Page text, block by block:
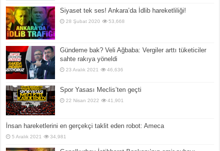
Siyaset tek ses! Ankara’da İdlib hareketliliği!
28 Şubat 2020 53,668
Gündeme bak? Veli Ağbaba: Vergiler arttı tüketiciler
sahte rakıya yöneldi
23 Aralık 2021 46,636
Spor Yasası Meclis’ten geçti
22 Nisan 2022 41,901
İnsan hareketlerini en gerçekçi taklit eden robot: Ameca
5 Aralık 2021 34,981